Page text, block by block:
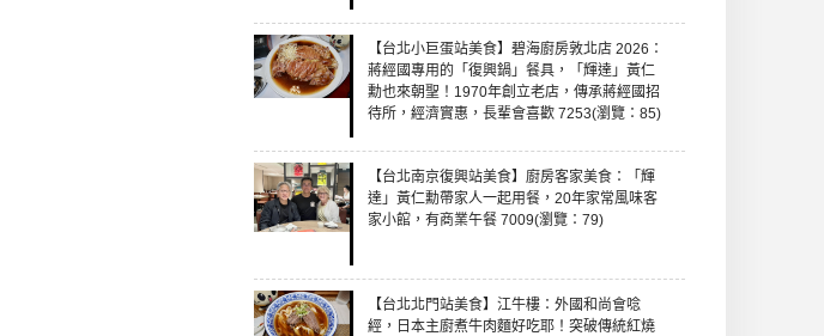
【台北小巨蛋站美食】碧海廚房敦北店 2026：
蔣經國專用的「復興鍋」餐具，「輝達」黃仁
勳也來朝聖！1970年創立老店，傳承蔣經國招
待所，經濟實惠，長輩會喜歡 7253(瀏覽：85)
【台北南京復興站美食】廚房客家美食：「輝
達」黃仁勳帶家人一起用餐，20年家常風味客
家小館，有商業午餐 7009(瀏覽：79)
【台北北門站美食】江牛樓：外國和尚會唸
經，日本主廚煮牛肉麵好吃耶！突破傳統紅燒